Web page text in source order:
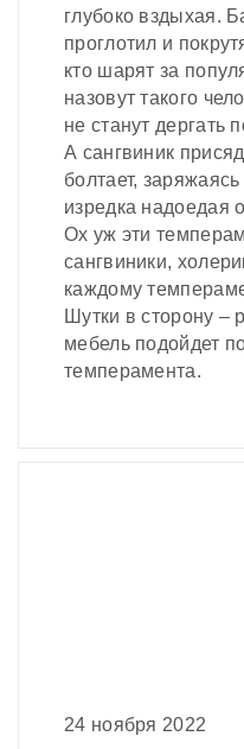
глубоко вздыхая.
проглотил и
кто шарят за
назовут такого
не станут дергать
А сангвиник
болтает,
изредка надоедая
Ох уж эти
сангвиники,
каждому
Шутки в сторону –
мебель подойдет
темперамента.
24 ноября 2022